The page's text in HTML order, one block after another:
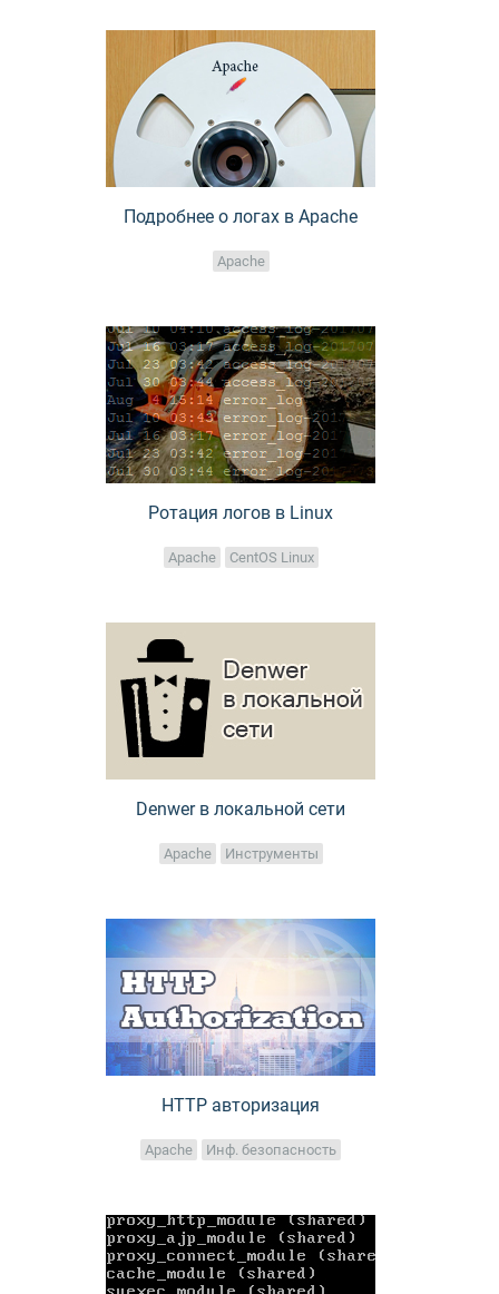
Подробнее о логах в Apache
Apache
Ротация логов в Linux
Apache CentOS Linux
Denwer в локальной сети
Apache Инструменты
HTTP авторизация
Apache Инф. безопасность